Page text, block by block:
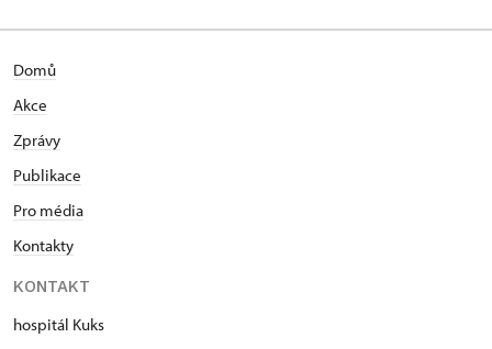
Domů
Akce
Zprávy
Publikace
Pro média
Kontakty
KONTAKT
hospitál Kuks